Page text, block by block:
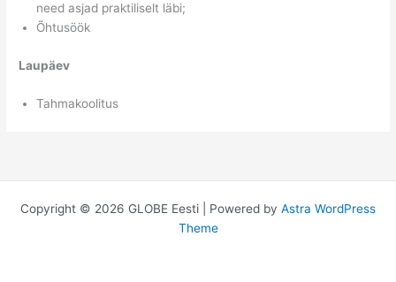
need asjad praktiliselt läbi;
Õhtusöök
Laupäev
Tahmakoolitus
Copyright © 2026 GLOBE Eesti | Powered by Astra WordPress
Theme